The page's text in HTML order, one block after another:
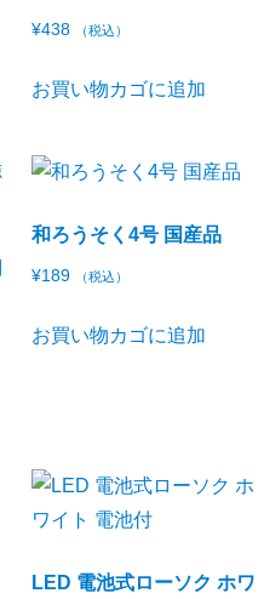
¥438 （税込）
お買い物カゴに追加
和ろうそく4号 国産品
¥189 （税込）
お買い物カゴに追加
LED 電池式ローソク ホワ